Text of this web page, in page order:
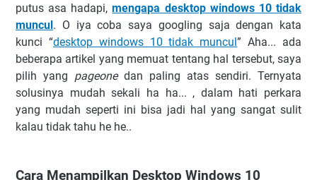
putus asa hadapi,mengapa desktop windows 10 tidak
muncul. O iya coba saya googling saja dengan kata
kunci “desktop windows 10 tidak muncul” Aha... ada
beberapa artikel yang memuat tentang hal tersebut, saya
pilih yang pageonedan paling atas sendiri. Ternyata
solusinya mudah sekali ha ha... , dalam hati perkara
yang mudah seperti ini bisa jadi hal yang sangat sulit
kalau tidak tahu he he..
Cara Menampilkan Desktop Windows 10